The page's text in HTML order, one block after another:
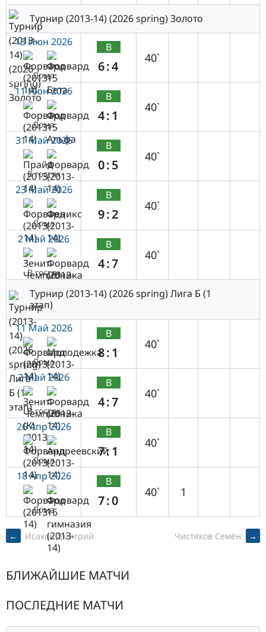
Турнир (2013-14) (2026 spring) Золото
13 Июн 2026
Дома
В
6:4
40`
11 Июн 2026
Дома
В
4:1
40`
31 Май 2026
В гостях
В
0:5
40`
23 Май 2026
Дома
В
9:2
40`
2 Май 2026
В гостях
В
4:7
40`
Турнир (2013-14) (2026 spring) Лига Б (1
этап)
11 Май 2026
Дома
В
8:1
40`
2 Май 2026
В гостях
В
4:7
40`
26 Апр 2026
Дома
В
7:1
40`
18 Апр 2026
Дома
В
7:0
40` 1
POST
NAVIGATION
← Исаков Дмитрий Чистяков Семён →
БЛИЖАЙШИЕ МАТЧИ
ПОСЛЕДНИЕ МАТЧИ